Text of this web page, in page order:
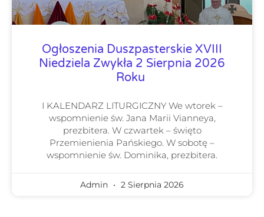
Ogłoszenia Duszpasterskie XVIII
Niedziela Zwykła 2 Sierpnia 2026
Roku
I KALENDARZ LITURGICZNY We wtorek –
wspomnienie św. Jana Marii Vianneya,
prezbitera. W czwartek – święto
Przemienienia Pańskiego. W sobotę –
wspomnienie św. Dominika, prezbitera.
Admin 2 Sierpnia 2026